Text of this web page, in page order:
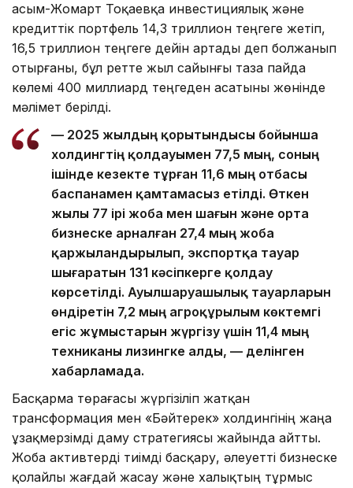
Қасым-Жомарт Тоқаевқа инвестициялық және
кредиттік портфель 14,3 триллион теңгеге жетіп,
16,5 триллион теңгеге дейін артады деп болжанып
отырғаны, бұл ретте жыл сайынғы таза пайда
көлемі 400 миллиард теңгеден асатыны жөнінде
мәлімет берілді.
— 2025 жылдың қорытындысы бойынша
холдингтің қолдауымен 77,5 мың, соның
ішінде кезекте тұрған 11,6 мың отбасы
баспанамен қамтамасыз етілді. Өткен
жылы 77 ірі жоба мен шағын және орта
бизнеске арналған 27,4 мың жоба
қаржыландырылып, экспортқа тауар
шығаратын 131 кәсіпкерге қолдау
көрсетілді. Ауылшаруашылық тауарларын
өндіретін 7,2 мың агроқұрылым көктемгі
егіс жұмыстарын жүргізу үшін 11,4 мың
техниканы лизингке алды, — делінген
хабарламада.
Басқарма төрағасы жүргізіліп жатқан
трансформация мен «Бәйтерек» холдингінің жаңа
ұзақмерзімді даму стратегиясы жайында айтты.
Жоба активтерді тиімді басқару, әлеуетті бизнеске
қолайлы жағдай жасау және халықтың тұрмыс